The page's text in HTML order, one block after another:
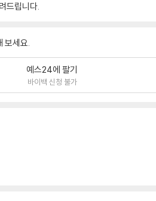
드립니다.
보세요.
예스24에 팔기
바이백 신청 불가